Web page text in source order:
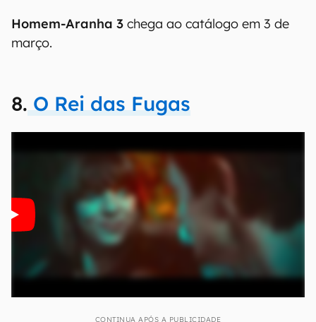
Homem-Aranha 3 chega ao catálogo em 3 de
março.
8. O Rei das Fugas
CONTINUA APÓS A PUBLICIDADE